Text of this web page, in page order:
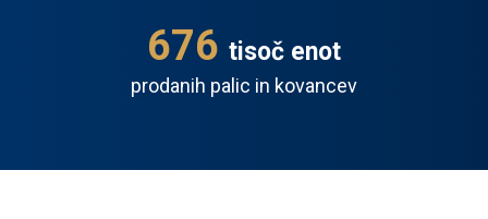
697 tisoč enot
prodanih palic in kovancev